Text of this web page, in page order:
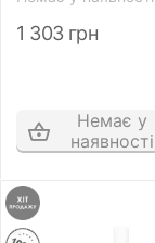
1 303 грн
Немає у
наявності